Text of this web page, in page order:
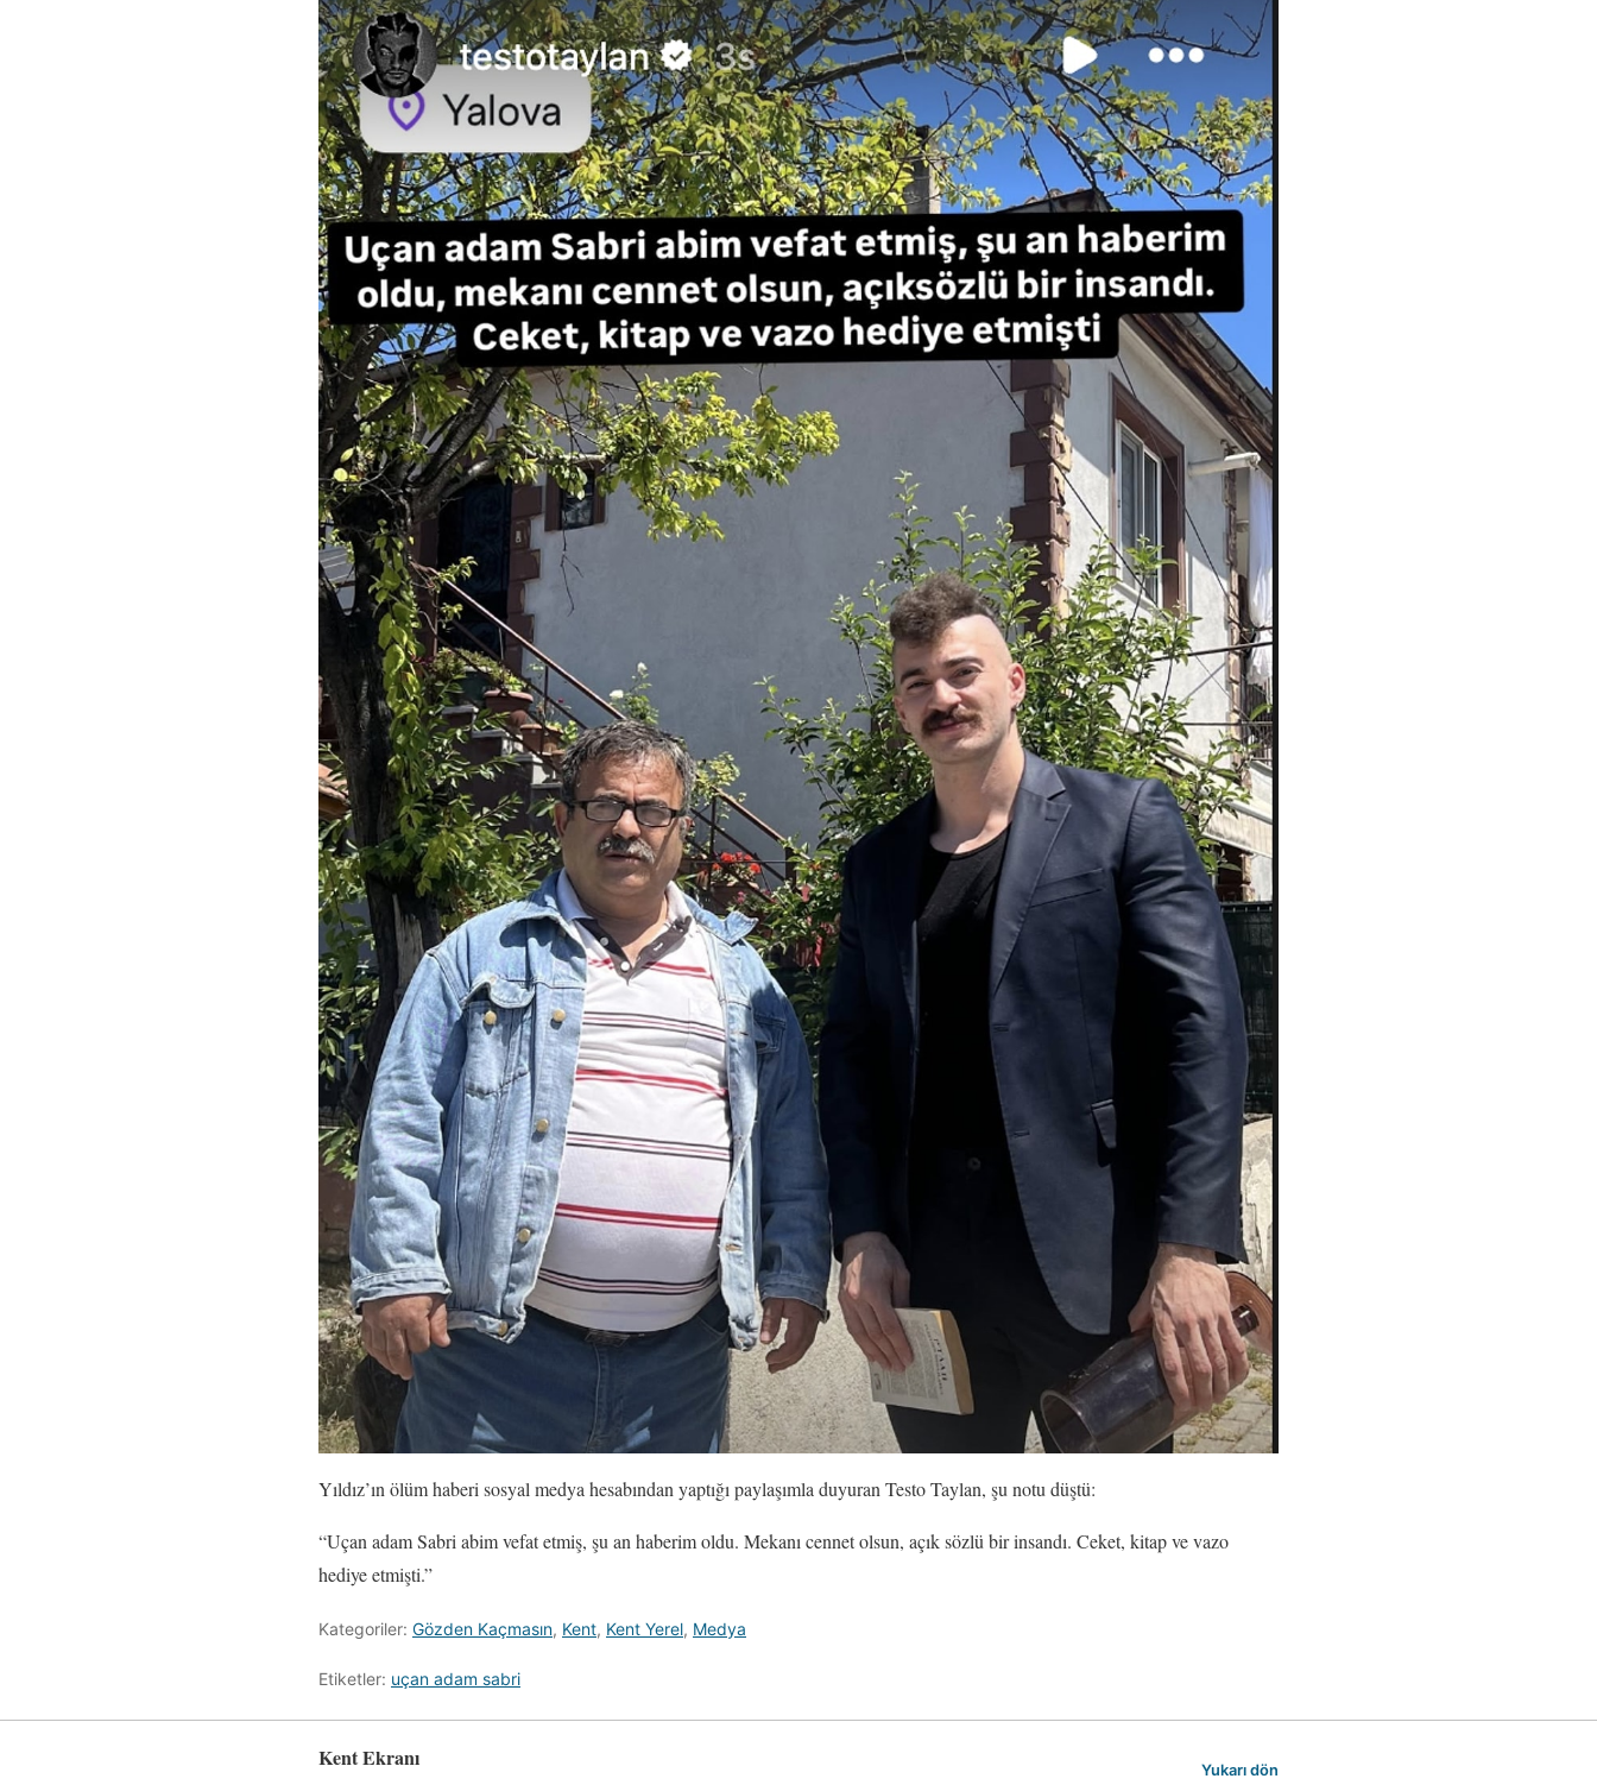
Yıldız’ın ölüm haberi sosyal medya hesabından yaptığı paylaşımla duyuran Testo Taylan, şu notu düştü:
“Uçan adam Sabri abim vefat etmiş, şu an haberim oldu. Mekanı cennet olsun, açık sözlü bir insandı. Ceket, kitap ve vazo
hediye etmişti.”
Kategoriler: Gözden Kaçmasın, Kent, Kent Yerel, Medya
Etiketler: uçan adam sabri
Kent Ekranı Yukarı dön